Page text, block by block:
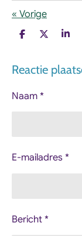
« Vorige
D
e
n
D
l
S
r
e
Reactie
Naam *
E-mailadres *
Bericht *